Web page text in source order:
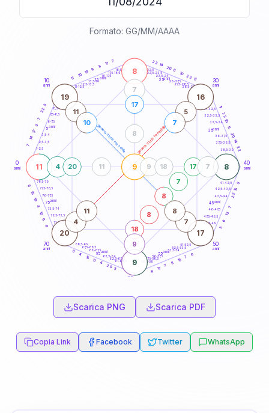
Formato: GG/MM/AAAA
generazione maschile generazione femminile
0
anni
10
anni
30
anni
40
anni
50
anni
60
70
anni
1-2,5
2,5-3,5
3,5-4
6-7,5
7,5-8,5
8,5-9
11-12,5
12,5-13,5
13,5-14
16-17,5
17,5-18,5
18,5-19
21-22,5
22,5-23,5
23,5-24
26-27,5
27,5-28,5
28,5-29
31-32,5
32,5-33,5
33,5-34
36-37,5
37,5-38,5
38,5-39
41-42,5
42,5-43,5
43,5-44
46-47,5
47,5-48,5
48,5-49
51-52,5
52,5-53,5
53,5-54
56-57,5
57,5-58,5
58,5-59
61-62,5
62,5-63,5
63,5-64
66-67,5
67,5-68,5
68,5-69
71-72,5
72,5-73,5
73,5-74
76-77,5
77,5-78,5
78,5-79
7
14
17
3
7
22
5
11
10
19
9
8
17 7 22 14
20 6
10 22 11
11
22
10
6
20
14
22
5
15
22
7
13
6
5
6
7
15
8
7
17
8
11
20
4
11
15
4
6
8
6
10
4
19
15
8
11
8
8
9
9
19 16
20 17
18
8
8
7
17
4
7
7
9
20
17
9 18
11
8
11
10
5
7
4
11
7
8
5anni
15 anni 25anni
35anni
45anni
55anni
65anni
75anni
Scarica PNG Scarica PDF
Copia Link Facebook Twitter WhatsApp